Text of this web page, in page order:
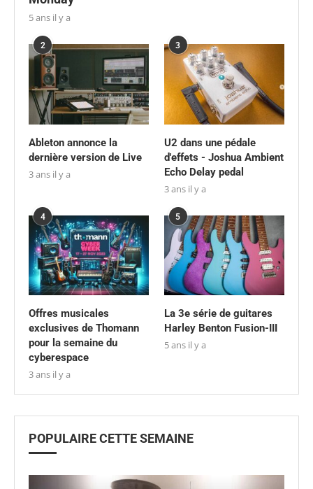
5 ans il y a
2
Ableton annonce la
dernière version de Live
3 ans il y a
3
U2 dans une pédale
d'effets - Joshua Ambient
Echo Delay pedal
3 ans il y a
4
Offres musicales
exclusives de Thomann
pour la semaine du
cyberespace
3 ans il y a
5
La 3e série de guitares
Harley Benton Fusion-III
5 ans il y a
POPULAIRE CETTE SEMAINE